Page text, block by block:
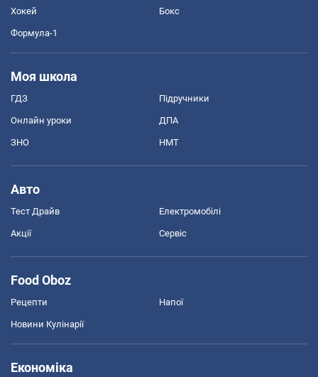
Хокей Бокс
Формула-1
Моя школа
ГДЗ Підручники
Онлайн уроки ДПА
ЗНО НМТ
Авто
Тест Драйв Електромобілі
Акції Сервіс
Food Oboz
Рецепти Напої
Новини Кулінарії
Економіка